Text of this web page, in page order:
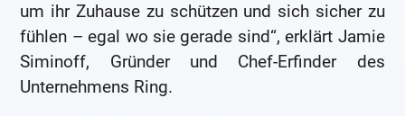
um ihr Zuhause zu schützen und sich sicher zu
fühlen – egal wo sie gerade sind“, erklärt Jamie
Siminoff, Gründer und Chef-Erfinder des
Unternehmens Ring.